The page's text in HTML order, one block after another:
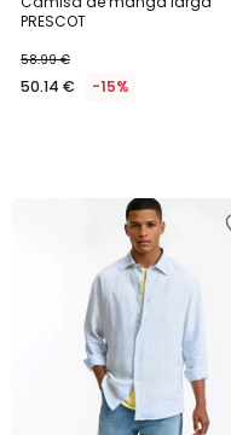
PRESCOT
58.99 €
50.14 € -15%